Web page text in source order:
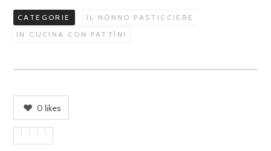
CATEGORIE
IL NONNO PASTICCIERE
IN CUCINA CON PATTÌNI
0 likes